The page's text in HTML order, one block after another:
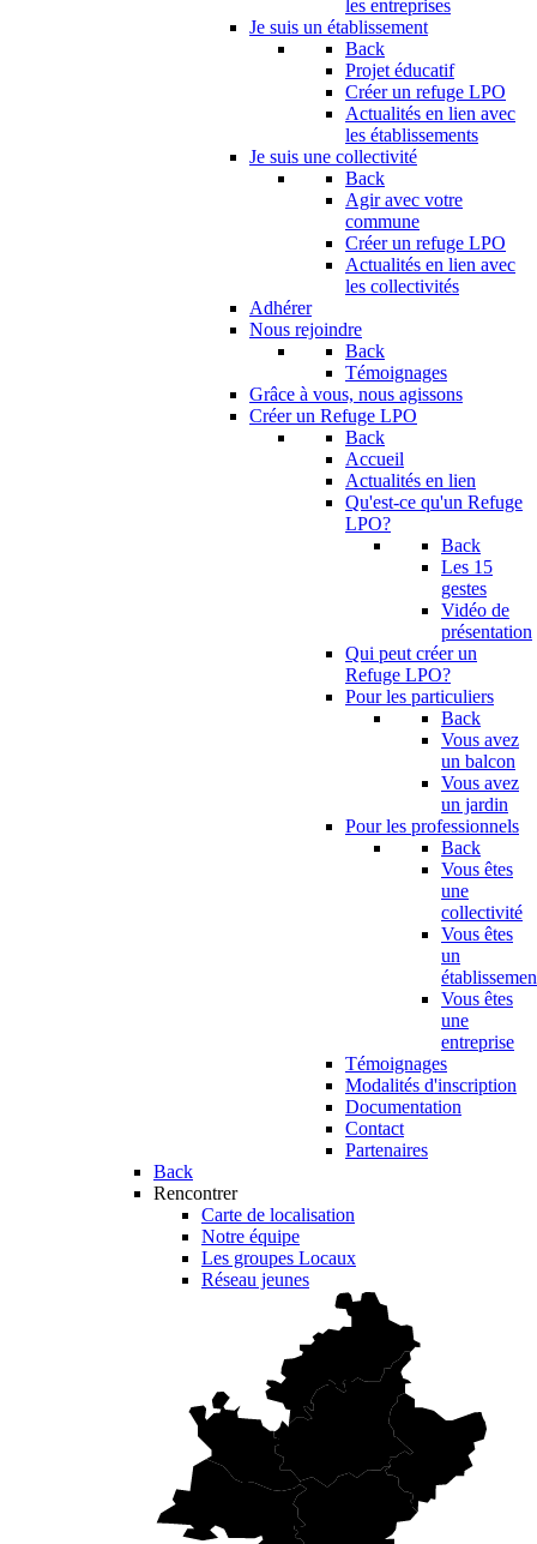
les entreprises
Je suis un établissement
Back
Projet éducatif
Créer un refuge LPO
Actualités en lien avec
les établissements
Je suis une collectivité
Back
Agir avec votre
commune
Créer un refuge LPO
Actualités en lien avec
les collectivités
Adhérer
Nous rejoindre
Back
Témoignages
Grâce à vous, nous agissons
Créer un Refuge LPO
Back
Accueil
Actualités en lien
Qu'est-ce qu'un Refuge
LPO?
Back
Les 15
gestes
Vidéo de
présentation
Qui peut créer un
Refuge LPO?
Pour les particuliers
Back
Vous avez
un balcon
Vous avez
un jardin
Pour les professionnels
Back
Vous êtes
une
collectivité
Vous êtes
un
Vous êtes
une
entreprise
Témoignages
Modalités d'inscription
Documentation
Contact
Partenaires
Back
Rencontrer
Carte de localisation
Notre équipe
Les groupes Locaux
Réseau jeunes